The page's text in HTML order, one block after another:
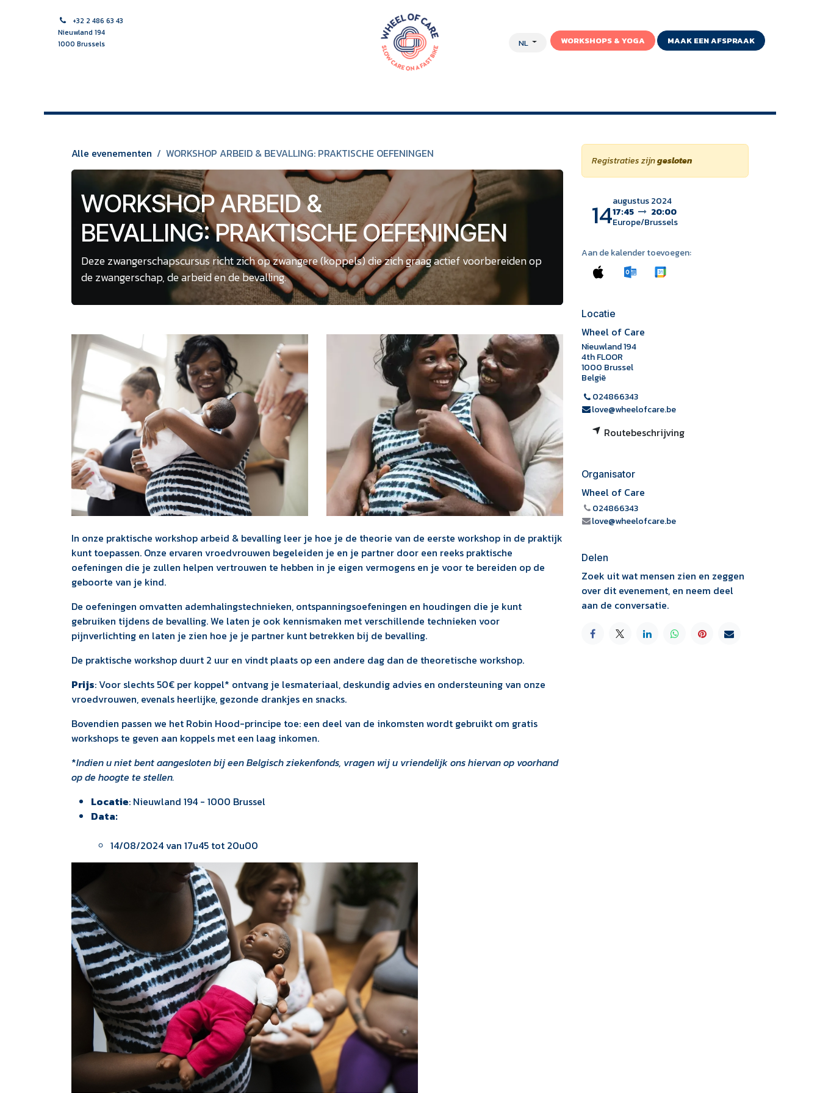
+32 2 486 63 43
Nieuwland 194
1000 Brussels
NL WORKSHOPS & YOGA MAAK EEN AFSPRAAK
Alle evenementen WORKSHOP ARBEID & BEVALLING: PRAKTISCHE OEFENINGEN
WORKSHOP ARBEID &
BEVALLING: PRAKTISCHE OEFENINGEN
Deze zwangerschapscursus richt zich op zwangere (koppels) die zich graag actief voorbereiden op
de zwangerschap, de arbeid en de bevalling.
In onze praktische workshop arbeid & bevalling leer je hoe je de theorie van de eerste workshop in de praktijk
kunt toepassen. Onze ervaren vroedvrouwen begeleiden je en je partner door een reeks praktische
oefeningen die je zullen helpen vertrouwen te hebben in je eigen vermogens en je voor te bereiden op de
geboorte van je kind.
De oefeningen omvatten ademhalingstechnieken, ontspanningsoefeningen en houdingen die je kunt
gebruiken tijdens de bevalling. We laten je ook kennismaken met verschillende technieken voor
pijnverlichting en laten je zien hoe je je partner kunt betrekken bij de bevalling.
De praktische workshop duurt 2 uur en vindt plaats op een andere dag dan de theoretische workshop.
Prijs: Voor slechts 50€ per koppel* ontvang je lesmateriaal, deskundig advies en ondersteuning van onze
vroedvrouwen, evenals heerlijke, gezonde drankjes en snacks.
Bovendien passen we het Robin Hood-principe toe: een deel van de inkomsten wordt gebruikt om gratis
workshops te geven aan koppels met een laag inkomen.
*Indien u niet bent aangesloten bij een Belgisch ziekenfonds, vragen wij u vriendelijk ons hiervan op voorhand
op de hoogte te stellen.
Locatie: Nieuwland 194 - 1000 Brussel
Data:
14/08/2024 van 17u45 tot 20u00
Registraties zijngesloten
14augustus 2024
17:45
20:00
Europe/Brussels
Aan de kalender toevoegen:
Locatie
Wheel of Care
Nieuwland 194
4th FLOOR
1000 Brussel
België
024866343
love@wheelofcare.be
Routebeschrijving
Organisator
Wheel of Care
024866343
love@wheelofcare.be
Delen
Zoek uit wat mensen zien en zeggen
over dit evenement, en neem deel
aan de conversatie.